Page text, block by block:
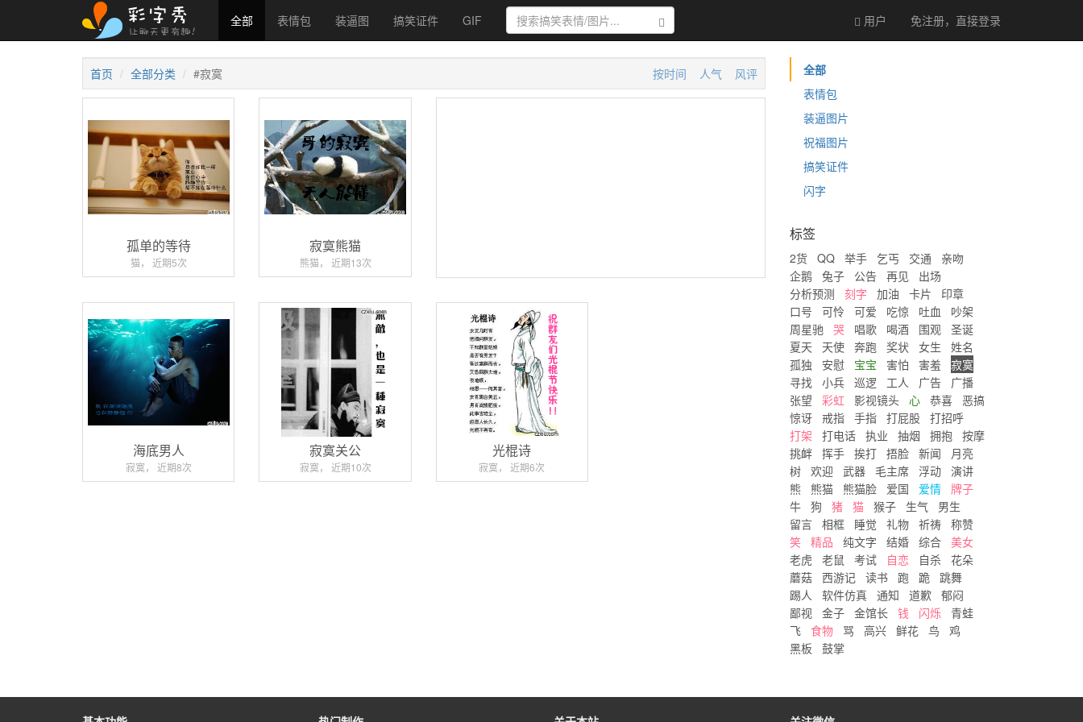
全部 表情包 装逼图 搞笑证件 GIF 搜索 用户 免注册，直接登录
首页 全部分类 #寂寞 按时间 人气 风评
孤单的等待
猫， 近期5次
寂寞熊猫
熊猫， 近期13次
海底男人
寂寞， 近期8次
寂寞关公
寂寞， 近期10次
光棍诗
寂寞， 近期6次
全部
表情包
装逼图片
祝福图片
搞笑证件
闪字
标签
2货 QQ 举手 乞丐 交通
亲吻
企鹅
兔子 公告 再见
出场
分析预测
刻字 加油 卡片
印章
口号
可怜 可爱 吃惊 吐血
吵架
周星驰
哭 唱歌 喝酒 围观
圣诞
夏天
天使 奔跑 奖状 女生
姓名
孤独
安慰 宝宝 害怕 害羞
寂寞
寻找
小兵 巡逻 工人 广告
广播
张望
彩虹 影视镜头 心 恭喜
恶搞
惊讶
戒指 手指 打屁股
打招呼
打架
打电话 执业 抽烟 拥抱
按摩
挑衅
挥手 挨打 捂脸 新闻
月亮
树
欢迎 武器 毛主席 浮动
演讲
熊
熊猫 熊猫脸 爱国 爱情
牌子
牛
狗 猪 猫 猴子 生气
男生
留言
相框 睡觉 礼物 祈祷
称赞
笑
精品 纯文字 结婚 综合
美女
老虎
老鼠 考试 自恋 自杀
花朵
蘑菇
西游记 读书 跑 跪
跳舞
踢人
软件仿真 通知 道歉
郁闷
鄙视
金子 金馆长 钱 闪烁
青蛙
飞
食物 骂 高兴 鲜花 鸟
鸡
黑板
鼓掌